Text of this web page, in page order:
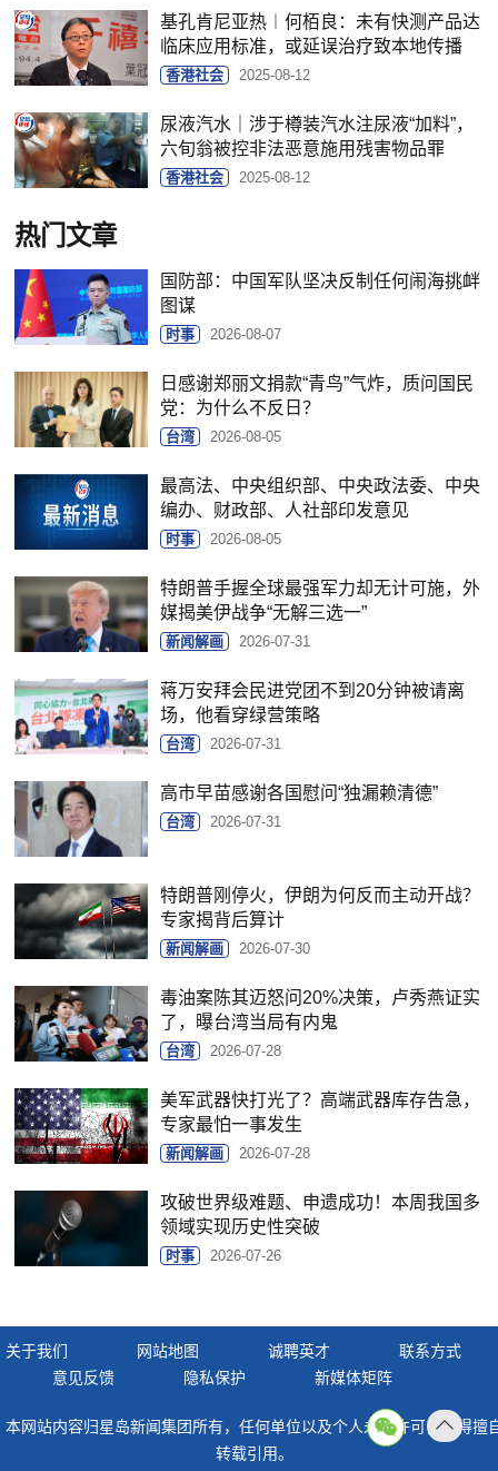
基孔肯尼亚热︱何栢良：未有快测产品达
临床应用标准，或延误治疗致本地传播
香港社会 2025-08-12
尿液汽水｜涉于樽装汽水注尿液“加料”，
六旬翁被控非法恶意施用残害物品罪
香港社会 2025-08-12
热门文章
国防部：中国军队坚决反制任何闹海挑衅
图谋
时事 2026-08-07
日感谢郑丽文捐款“青鸟”气炸，质问国民
党：为什么不反日？
台湾 2026-08-05
最高法、中央组织部、中央政法委、中央
编办、财政部、人社部印发意见
时事 2026-08-05
特朗普手握全球最强军力却无计可施，外
媒揭美伊战争“无解三选一”
新闻解画 2026-07-31
蒋万安拜会民进党团不到20分钟被请离
场，他看穿绿营策略
台湾 2026-07-31
高市早苗感谢各国慰问“独漏赖清德”
台湾 2026-07-31
特朗普刚停火，伊朗为何反而主动开战？
专家揭背后算计
新闻解画 2026-07-30
毒油案陈其迈怒问20%决策，卢秀燕证实
了，曝台湾当局有内鬼
台湾 2026-07-28
美军武器快打光了？高端武器库存告急，
专家最怕一事发生
新闻解画 2026-07-28
攻破世界级难题、申遗成功！本周我国多
领域实现历史性突破
时事 2026-07-26
关于我们 网站地图 诚聘英才
联系方式
意见反馈
隐私保护 新媒体矩阵
本网站内容归星岛新闻集团所有，任何单位以及个人未经许可，不得擅
转载引用。